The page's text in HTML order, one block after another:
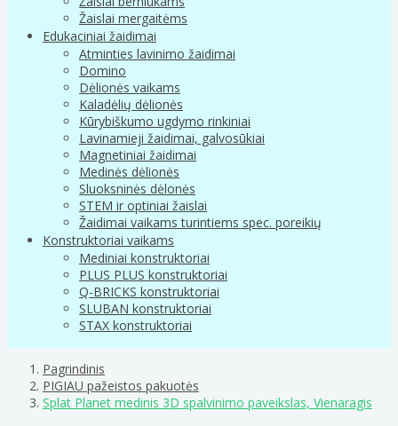
Žaislai mergaitėms
Edukaciniai žaidimai
Atminties lavinimo žaidimai
Domino
Dėlionės vaikams
Kaladėlių dėlionės
Kūrybiškumo ugdymo rinkiniai
Lavinamieji žaidimai, galvosūkiai
Magnetiniai žaidimai
Medinės dėlionės
Sluoksninės dėlonės
STEM ir optiniai žaislai
Žaidimai vaikams turintiems spec. poreikių
Konstruktoriai vaikams
Mediniai konstruktoriai
PLUS PLUS konstruktoriai
Q-BRICKS konstruktoriai
SLUBAN konstruktoriai
STAX konstruktoriai
Pagrindinis
PIGIAU pažeistos pakuotės
Splat Planet medinis 3D spalvinimo paveikslas, Vienaragis